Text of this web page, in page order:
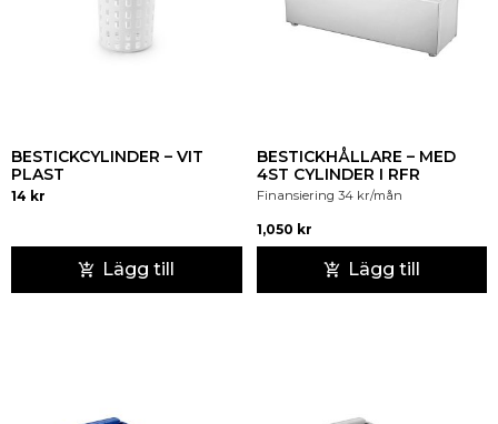
BESTICKCYLINDER – VIT
PLAST
14 kr
Lägg till
BESTICKHÅLLARE – MED
4ST CYLINDER I RFR
Finansiering 34 kr/mån
1,050 kr
Lägg till